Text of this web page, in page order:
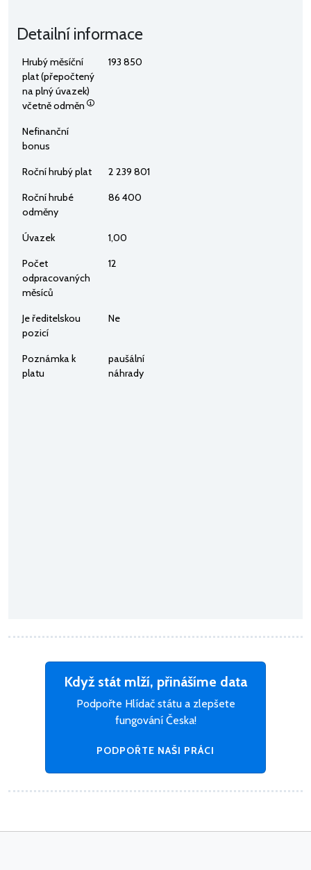
Detailní informace
Hrubý měsíční
plat (přepočtený
na plný úvazek)
včetně odměn
193 850
Nefinanční
bonus
Roční hrubý plat 2 239 801
Roční hrubé
odměny
86 400
Úvazek 1,00
Počet
odpracovaných
měsíců
12
Je ředitelskou
pozicí
Ne
Poznámka k
platu
paušální
náhrady
Když stát mlží, přinášíme data
Podpořte Hlídač státu a zlepšete
fungování Česka!
PODPOŘTE NAŠI PRÁCI